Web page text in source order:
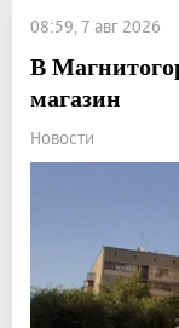
08:59, 7 авг 2026
В
магазин
Новости